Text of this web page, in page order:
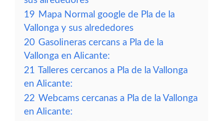
19 Mapa Normal google de Pla de la
Vallonga y sus alrededores
20 Gasolineras cercans a Pla de la
Vallonga en Alicante:
21 Talleres cercanos a Pla de la Vallonga
en Alicante:
22 Webcams cercanas a Pla de la Vallonga
en Alicante: